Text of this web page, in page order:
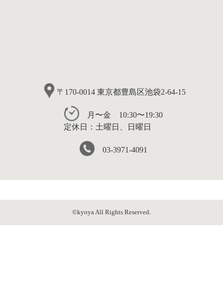
〒170-0014 東京都豊島区池袋2-64-15
月〜金 10:30〜19:30
定休日：土曜日、日曜日
03-3971-4091
©kyoya All Rights Reserved.